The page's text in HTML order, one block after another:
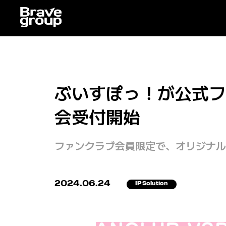
ぶいすぽっ！が公式
会受付開始
ファンクラブ会員限定で、オリジナ
2024.06.24 IP Solution